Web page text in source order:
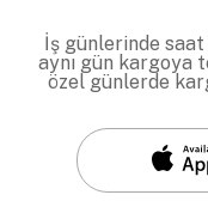
İş günlerinde
aynı gün kargoya
özel günlerde